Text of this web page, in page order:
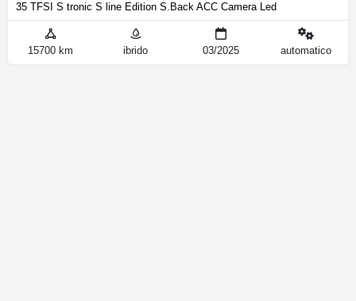
35 TFSI S tronic S line Edition S.Back ACC Camera Led
15700 km ibrido 03/2025 automatico